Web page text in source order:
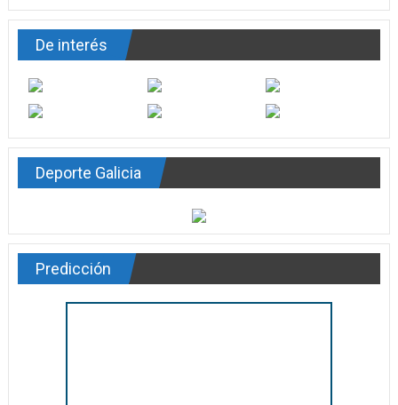
De interés
Deporte Galicia
Predicción